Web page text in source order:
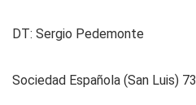
DT: Sergio Pedemonte
Sociedad Española (San Luis) 73